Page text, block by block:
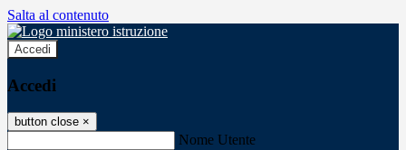
Salta al contenuto
Accedi
Accedi
button close ×
Nome Utente